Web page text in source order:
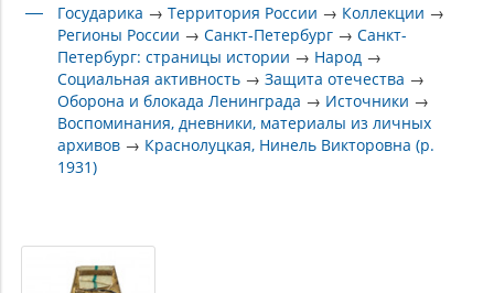
Государика →Территория России → Коллекции →
Регионы России →Санкт-Петербург →Санкт-
Петербург: страницы истории → Народ →
Социальная активность →Защита отечества →
Оборона и блокада Ленинграда → Источники →
Воспоминания, дневники, материалы из личных
архивов → Краснолуцкая, Нинель Викторовна (р.
1931)